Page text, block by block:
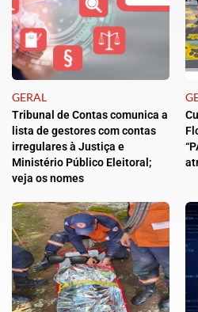
GERAL
Tribunal de Contas comunica a
lista de gestores com contas
irregulares à Justiça e
Ministério Público Eleitoral;
veja os nomes